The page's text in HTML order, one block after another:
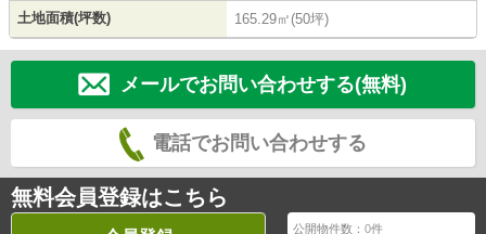
土地面積(坪数) 165.29㎡(50坪)
メールでお問い合わせする(無料)
電話でお問い合わせする
無料会員登録はこちら
公開物件数：0件